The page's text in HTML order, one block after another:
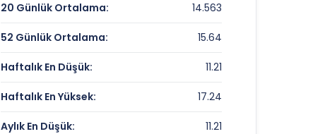
11,35 TL
0,89%
20 Günlük Ortalama: 14.563
52 Günlük Ortalama: 15.64
Haftalık En Düşük: 11.21
Haftalık En Yüksek: 17.24
Aylık En Düşük: 11.21